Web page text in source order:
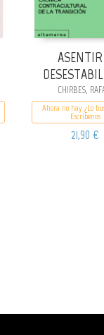
CHIRBES,
Ahora no hay ¿Lo
Escribenos
21,90 €